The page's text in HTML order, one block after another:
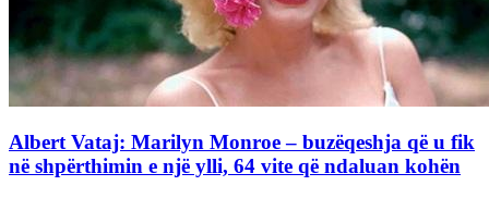
Albert Vataj: Marilyn Monroe – buzëqeshja që u fik
në shpërthimin e një ylli, 64 vite që ndaluan kohën